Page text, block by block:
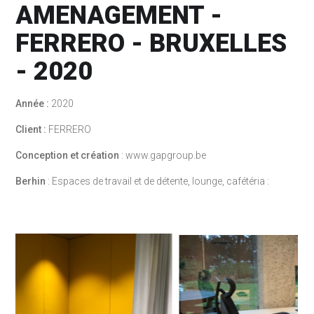
AMENAGEMENT -
FERRERO - BRUXELLES
- 2020
Année : 2020
Client : FERRERO
Conception et création : www.gapgroup.be
Berhin : Espaces de travail et de détente, lounge, cafétéria :